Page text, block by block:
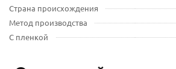
Страна происхождения
Метод производства
С пленкой